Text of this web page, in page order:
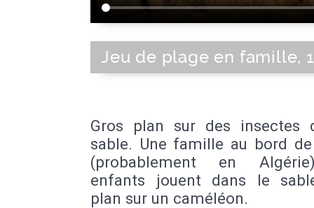
Jeu de plage en famille,
Gros plan sur des insectes
sable. Une famille au bord
(probablement en
enfants jouent dans le
plan sur un caméléon.